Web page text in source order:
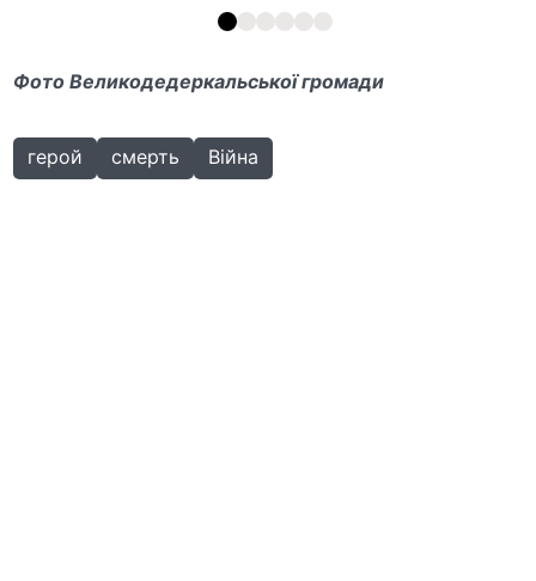
Фото Великодедеркальської громади
герой смерть Війна